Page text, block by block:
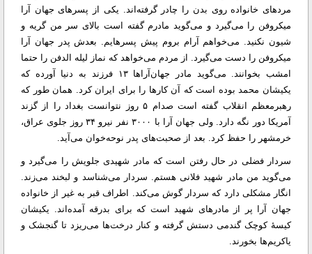
مردهای خانواده روی بدن را چادر گرفته‌اند. یکی از پسرهای جهان آرا
میکروفن را می‌گیرد و می‌گوید مادرم گفته است بالای سر من گریه و
شیون نکنید. می‌خواهم آرام بروم پیش پسر‌هایم. بعدش پدر جهان آرا
میکروفن را دست می‌گیرد. از مردم می‌خواهد که نماز لیله الدفن را حتما
امشب بخوانند. می‌گوید مادر جهان‌آراها ۱۳ فرزند به دنیا آورده که
یکیشان محمد بوده است که آن کار‌ها را برای ایران کرد.‌‌ همان طور که
رهبرمعظم انقلاب گفته است صدام ۵ روز نتوانست بغداد را از گزند
آمریکا دور نگه دارد. ولی جهان آرا با ۳۰۰۰ نفر نیرو ۳۴ روز جلوی عراق،
خرمشهر را حفظ کرد. بعد از صحبت‌های پدر نوحه‌خوان می‌آید.
سردار فضلی در حال رفتن است که مادر شهیدی جلویش را می‌گیرد و
می‌گوید من مادر شهید فلانی هستم. سردار می‌شناسد و لبخند می‌زند.
انگار مشکلی دارد که سردار گوش می‌کند. اطراف قبر به غیر از خانواده
جهان آرا پر از مادرهای شهید است که برای بدرقه آمده‌اند. یکیشان
کیسهٔ کوچک گندمی دستش گرفته و کنار درخت‌ها می‌ریزد تا گنجشک و
یاکریم‌ها بخورند.